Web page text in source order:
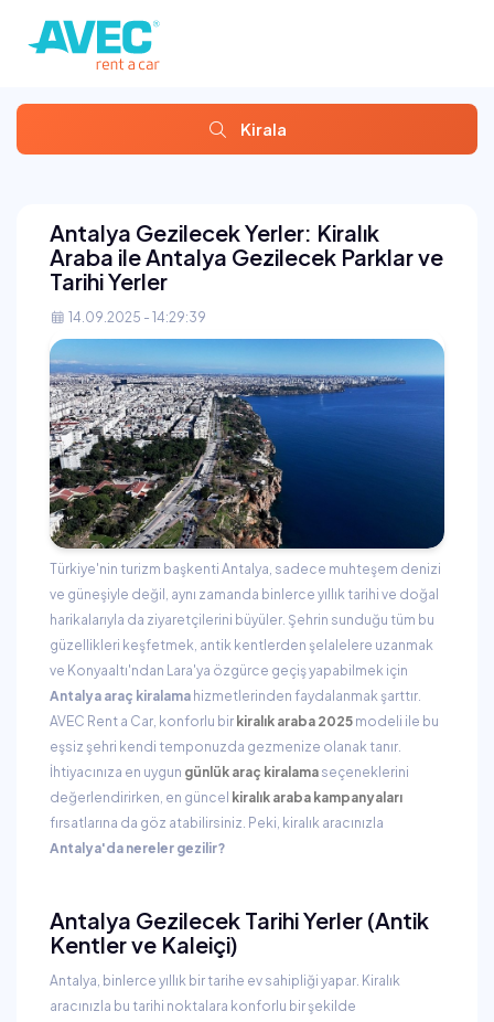
Kirala
Antalya Gezilecek Yerler: Kiralık
Araba ile Antalya Gezilecek Parklar ve
Tarihi Yerler
14.09.2025 - 14:29:39
Türkiye'nin turizm başkenti Antalya, sadece muhteşem denizi
ve güneşiyle değil, aynı zamanda binlerce yıllık tarihi ve doğal
harikalarıyla da ziyaretçilerini büyüler. Şehrin sunduğu tüm bu
güzellikleri keşfetmek, antik kentlerden şelalelere uzanmak
ve Konyaaltı'ndan Lara'ya özgürce geçiş yapabilmek için
Antalya araç kiralama hizmetlerinden faydalanmak şarttır.
AVEC Rent a Car, konforlu bir kiralık araba 2025 modeli ile bu
eşsiz şehri kendi temponuzda gezmenize olanak tanır.
İhtiyacınıza en uygun günlük araç kiralama seçeneklerini
değerlendirirken, en güncel kiralık araba kampanyaları
fırsatlarına da göz atabilirsiniz. Peki, kiralık aracınızla
Antalya'da nereler gezilir?
Antalya Gezilecek Tarihi Yerler (Antik
Kentler ve Kaleiçi)
Antalya, binlerce yıllık bir tarihe ev sahipliği yapar. Kiralık
aracınızla bu tarihi noktalara konforlu bir şekilde